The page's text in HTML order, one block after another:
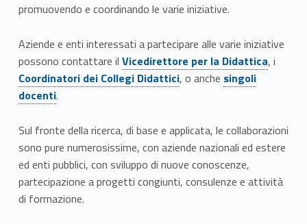
e
n
d
e
promuovendo e coordinando le varie iniziative.
Aziende e enti interessati a partecipare alle varie iniziative
possono contattare il Link identifier #identifier__198539-3
Vicedirettore per la Didattica, i
Coordinatori dei Collegi Didattici, o anche Link identifier #identifier__86093-5
singoli
docenti.
Sul fronte della ricerca, di base e applicata, le collaborazioni
sono pure numerosissime, con aziende nazionali ed estere
ed enti pubblici, con sviluppo di nuove conoscenze,
partecipazione a progetti congiunti, consulenze e attività
di formazione.